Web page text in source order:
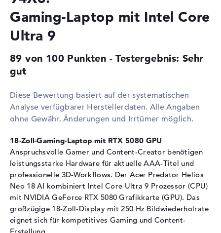
Videospeicher
16 GB
2. Grafikkarte
1. Steckplatz
32 GB
2. Steckplatz
3. Steckplatz
32 GB
4. Steckplatz
32 GB
Installiert
128 GB
Festplatte
Festplatte
2 TB SSD
Schnittstelle
2. Festplatte
2 TB SSD
Schnittstelle (2.
Festplatte)
PCIe
3. Festplatte
2 TB SSD
Gaming-Laptop mit Intel Core
Ultra 9
89 von 100 Punkten - Testergebnis: Sehr
gut
Diese Bewertung basiert auf der systematischen
Analyse verfügbarer Herstellerdaten. Alle Angaben
ohne Gewähr. Änderungen und Irrtümer möglich.
18-Zoll-Gaming-Laptop mit RTX 5080 GPU
Anspruchsvolle Gamer und Content-Creator benötigen
leistungsstarke Hardware für aktuelle AAA-Titel und
professionelle 3D-Workflows. Der Acer Predator Helios
Neo 18 AI kombiniert Intel Core Ultra 9 Prozessor (CPU)
mit NVIDIA GeForce RTX 5080 Grafikkarte (GPU). Das
großzügige 18-Zoll-Display mit 250 Hz Bildwiederholrate
eignet sich für kompetitives Gaming und Content-